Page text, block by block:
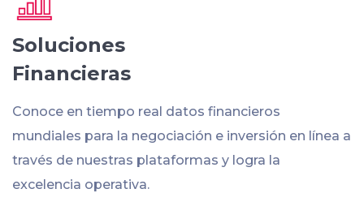
Soluciones
Financieras
Conoce en tiempo real datos financieros
mundiales para la negociación e inversión en línea a
través de nuestras plataformas y logra la
excelencia operativa.